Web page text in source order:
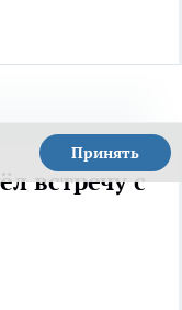
Принять
встречу с